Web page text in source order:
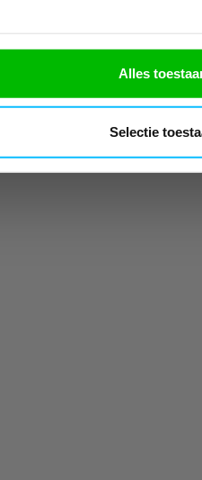
Alles
Selectie